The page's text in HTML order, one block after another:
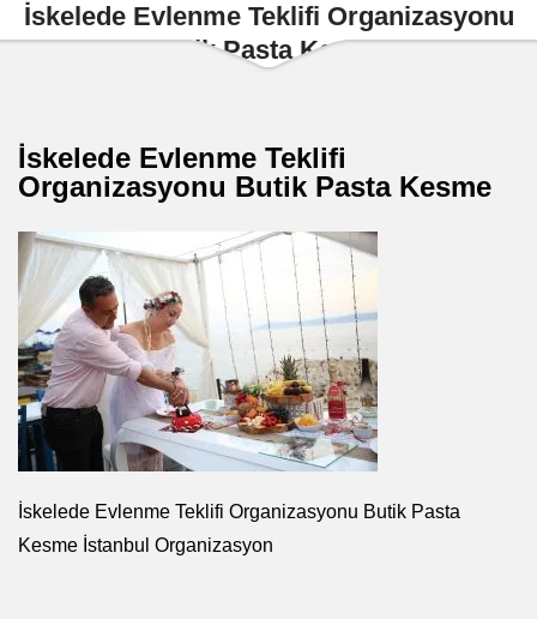
İskelede Evlenme Teklifi Organizasyonu
Butik Pasta Kesme
İskelede Evlenme Teklifi
Organizasyonu Butik Pasta Kesme
İskelede Evlenme Teklifi Organizasyonu Butik Pasta
Kesme İstanbul Organizasyon